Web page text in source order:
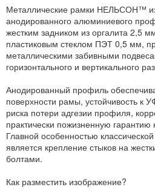
Металлические рамки НЕЛЬСОН™
анодированного алюминиевого
жестким задником из оргалита 2,5
пластиковым стеклом ПЭТ 0,5 мм,
металлическими забивными
горизонтального и вертикального
Анодированный профиль
поверхности рамы, устойчивость к
риска потери адгезии профиля,
практически пожизненную
Главной особенностью
является крепление стыков на
болтами.
Как разместить изображение?